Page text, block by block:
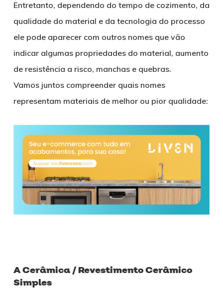
Entretanto, dependendo do tempo de cozimento, da
qualidade do material e da tecnologia do processo
ele pode aparecer com outros nomes que vão
indicar algumas propriedades do material, aumento
de resistência a risco, manchas e quebras.
Vamos juntos compreender quais nomes
representam materiais de melhor ou pior qualidade:
A Cerâmica / Revestimento Cerâmico
Simples